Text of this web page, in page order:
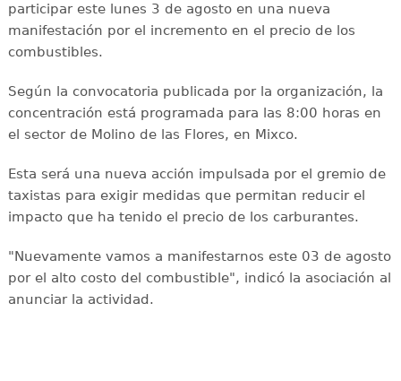
participar este lunes 3 de agosto en una nueva
manifestación por el incremento en el precio de los
combustibles.
Según la convocatoria publicada por la organización, la
concentración está programada para las 8:00 horas en
el sector de Molino de las Flores, en Mixco.
Esta será una nueva acción impulsada por el gremio de
taxistas para exigir medidas que permitan reducir el
impacto que ha tenido el precio de los carburantes.
"Nuevamente vamos a manifestarnos este 03 de agosto
por el alto costo del combustible", indicó la asociación al
anunciar la actividad.